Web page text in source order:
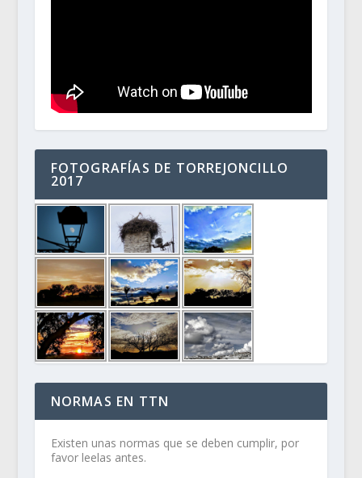
FOTOGRAFÍAS DE TORREJONCILLO
2017
NORMAS EN TTN
Existen unas normas que se deben cumplir, por
favor leelas antes.